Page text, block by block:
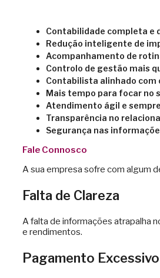
Contabilidade completa e
Redução inteligente de
Acompanhamento de
Controlo de gestão mais
Contabilista alinhado com
Mais tempo para focar no
Atendimento ágil e
Transparência no
Segurança nas
Fale Connosco
A sua empresa sofre com algum
Falta de Clareza
A falta de informações atrapalha
e rendimentos.
Pagamento